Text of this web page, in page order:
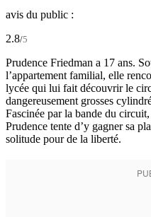
avis du public :
2.8/5
Prudence Friedman a 17 ans.
l’appartement familial, elle
lycée qui lui fait découvrir le
dangereusement grosses
Fascinée par la bande du
Prudence tente d’y gagner sa
solitude pour de la liberté.